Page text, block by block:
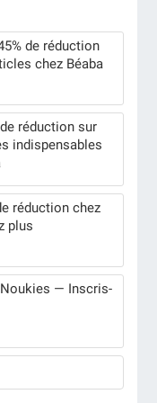
de réduction
chez Béaba
réduction sur
indispensables
réduction chez
plus
— Inscris-